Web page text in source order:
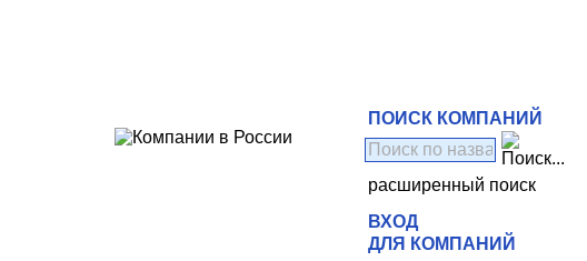
ПОИСК КОМПАНИЙ
расширенный поиск
ВХОД
ДЛЯ КОМПАНИЙ